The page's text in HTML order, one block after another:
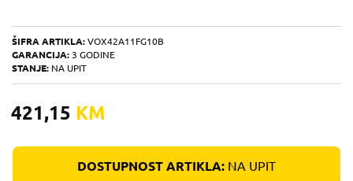
ŠIFRA ARTIKLA: VOX42A11FG10B
GARANCIJA: 3 GODINE
STANJE: NA UPIT
421,15 KM
DOSTUPNOST ARTIKLA: NA UPIT